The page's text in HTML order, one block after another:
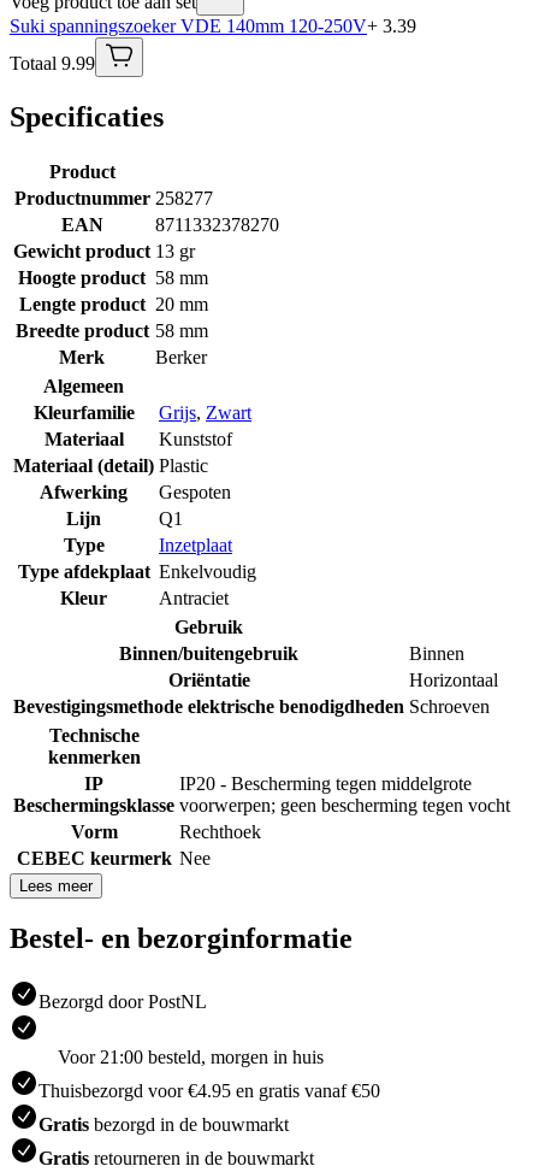
Suki spanningszoeker VDE 140mm 120-250V+ 3.39
Totaal 9.99
Specificaties
Product
Productnummer 258277
EAN
8711332378270
Gewicht product 13 gr
Hoogte product 58 mm
Lengte product 20 mm
Breedte product 58 mm
Merk
Berker
Algemeen
Kleurfamilie
Grijs, Zwart
Materiaal
Kunststof
Materiaal (detail) Plastic
Afwerking
Gespoten
Lijn
Q1
Type
Inzetplaat
Type afdekplaat Enkelvoudig
Kleur
Antraciet
Gebruik
Binnen/buitengebruik
Binnen
Oriëntatie
Horizontaal
Bevestigingsmethode elektrische benodigdheden Schroeven
Technische
kenmerken
IP
Beschermingsklasse
IP20 - Bescherming tegen middelgrote
voorwerpen; geen bescherming tegen vocht
Vorm
Rechthoek
CEBEC keurmerk Nee
Lees meer
Bestel- en bezorginformatie
Bezorgd door PostNL
Voor 21:00 besteld, morgen in huis
Thuisbezorgd voor €4.95 en gratis vanaf €50
Gratis bezorgd in de bouwmarkt
Gratis retourneren in de bouwmarkt